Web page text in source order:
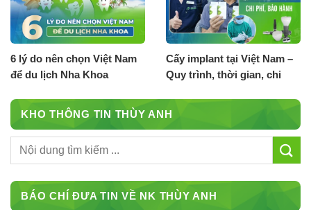
6 lý do nên chọn Việt Nam
để du lịch Nha Khoa
Cấy implant tại Việt Nam –
Quy trình, thời gian, chi
KHO THÔNG TIN THÙY ANH
BÁO CHÍ ĐƯA TIN VỀ NK THÙY ANH